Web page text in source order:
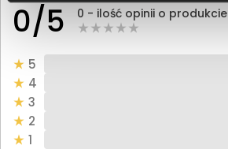
0/5 0 - ilość opinii o produkcie
5
4
3
2
1